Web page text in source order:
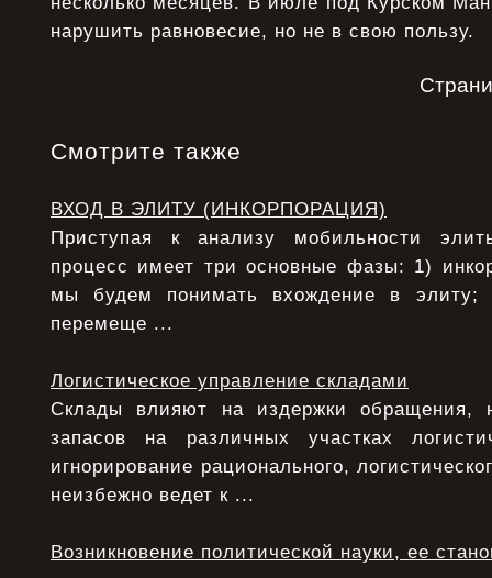
нарушить равновесие, но не в свою пользу.
Смотрите также
ВХОД В ЭЛИТУ (ИНКОРПОРАЦИЯ)
Приступая к анализу мобильности
процесс имеет три основные фазы: 1)
мы будем понимать вхождение в
перемеще ...
Логистическое управление складами
Склады влияют на издержки обращения,
запасов на различных участках
игнорирование рационального,
неизбежно ведет к ...
Возникновение политической науки, ее